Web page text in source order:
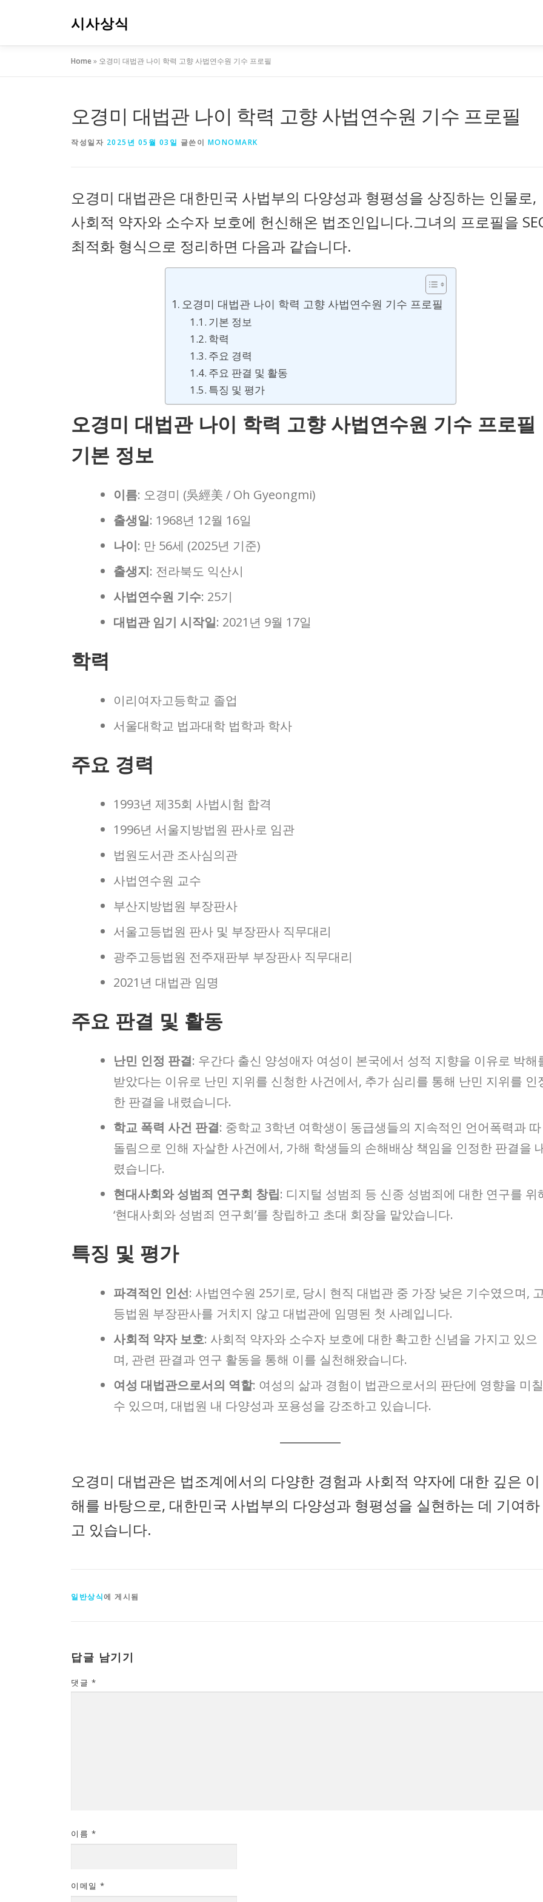
로
시사상식
Home» 오경미 대법관 나이 학력 고향 사법연수원 기수 프로필
오경미 대법관 나이 학력 고향 사법연수원 기수 프로필
작성일자 2025년 05월 03일 글쓴이 MONOMARK
오경미 대법관은 대한민국 사법부의 다양성과 형평성을 상징하는 인물로,
사회적 약자와 소수자 보호에 헌신해온 법조인입니다.그녀의 프로필을
최적화 형식으로 정리하면 다음과 같습니다.
오경미 대법관 나이 학력 고향 사법연수원 기수 프로필
기본 정보
학력
주요 경력
주요 판결 및 활동
특징 및 평가
오경미 대법관 나이 학력 고향 사법연수원 기수 프로필
기본 정보
이름: 오경미 (吳經美 / Oh Gyeongmi)
출생일: 1968년 12월 16일
나이: 만 56세 (2025년 기준)
출생지: 전라북도 익산시
사법연수원 기수: 25기
대법관 임기 시작일: 2021년 9월 17일
학력
이리여자고등학교 졸업
서울대학교 법과대학 법학과 학사
주요 경력
1993년 제35회 사법시험 합격
1996년 서울지방법원 판사로 임관
법원도서관 조사심의관
사법연수원 교수
부산지방법원 부장판사
서울고등법원 판사 및 부장판사 직무대리
광주고등법원 전주재판부 부장판사 직무대리
2021년 대법관 임명
주요 판결 및 활동
난민 인정 판결: 우간다 출신 양성애자 여성이 본국에서 성적 지향을 이유로 박해
받았다는 이유로 난민 지위를 신청한 사건에서, 추가 심리를 통해 난민 지위를 인
한 판결을 내렸습니다.
학교 폭력 사건 판결: 중학교 3학년 여학생이 동급생들의 지속적인 언어폭력과 따
돌림으로 인해 자살한 사건에서, 가해 학생들의 손해배상 책임을 인정한 판결을
렸습니다.
현대사회와 성범죄 연구회 창립: 디지털 성범죄 등 신종 성범죄에 대한 연구를 위
‘현대사회와 성범죄 연구회’를 창립하고 초대 회장을 맡았습니다.
특징 및 평가
파격적인 인선: 사법연수원 25기로, 당시 현직 대법관 중 가장 낮은 기수였으며,
등법원 부장판사를 거치지 않고 대법관에 임명된 첫 사례입니다.
사회적 약자 보호: 사회적 약자와 소수자 보호에 대한 확고한 신념을 가지고 있으
며, 관련 판결과 연구 활동을 통해 이를 실천해왔습니다.
여성 대법관으로서의 역할: 여성의 삶과 경험이 법관으로서의 판단에 영향을 미칠
수 있으며, 대법원 내 다양성과 포용성을 강조하고 있습니다.
오경미 대법관은 법조계에서의 다양한 경험과 사회적 약자에 대한 깊은 이
해를 바탕으로, 대한민국 사법부의 다양성과 형평성을 실현하는 데 기여하
고 있습니다.
일반상식에 게시됨
답글 남기기
댓글 *
이름 *
이메일 *